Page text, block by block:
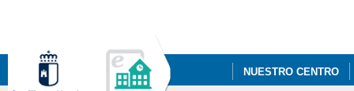
NUESTRO CENTRO